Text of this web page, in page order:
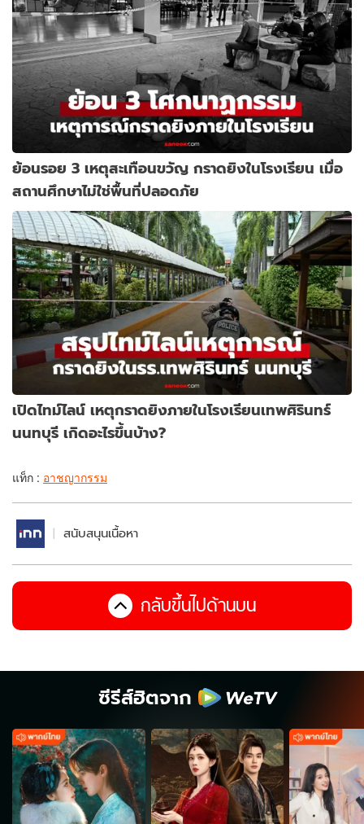
ย้อนรอย 3 เหตุสะเทือนขวัญ กราดยิงในโรงเรียน เมื่อ
สถานศึกษาไม่ใช่พื้นที่ปลอดภัย
เปิดไทม์ไลน์ เหตุกราดยิงภายในโรงเรียนเทพศิรินทร์
นนทบุรี เกิดอะไรขึ้นบ้าง?
แท็ก : อาชญากรรม
สนับสนุนเนื้อหา
กลับขึ้นไปด้านบน
ซีรีส์ฮิตจาก